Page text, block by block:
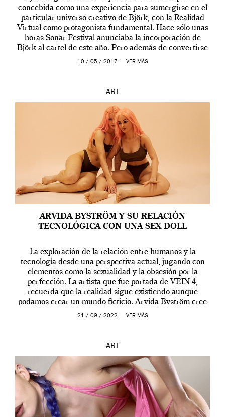
concebida como una experiencia para sumergirse en el
particular universo creativo de Björk, con la Realidad
Virtual como protagonista fundamental. Hace sólo unas
horas Sonar Festival anunciaba la incorporación de
Björk al cartel de este año. Pero además de convertirse
en una de las actuaciones más relevantes […]
10 / 05 / 2017 — VER MÁS
ART
ARVIDA BYSTRÖM Y SU RELACIÓN
TECNOLÓGICA CON UNA SEX DOLL
La exploración de la relación entre humanos y la
tecnología desde una perspectiva actual, jugando con
elementos como la sexualidad y la obsesión por la
perfección. La artista que fue portada de VEIN 4,
recuerda que la realidad sigue existiendo aunque
podamos crear un mundo ficticio. Arvida Byström cree
que los humanos tienen un complejo […]
21 / 09 / 2022 — VER MÁS
ART